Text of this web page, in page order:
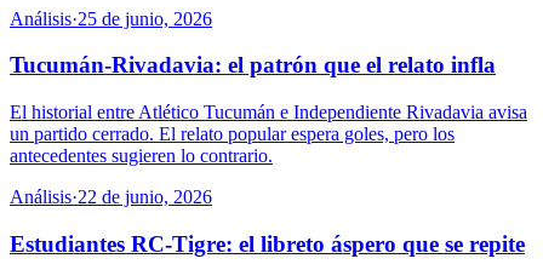
Análisis·25 de junio, 2026
Tucumán-Rivadavia: el patrón que el relato infla
El historial entre Atlético Tucumán e Independiente Rivadavia avisa
un partido cerrado. El relato popular espera goles, pero los
antecedentes sugieren lo contrario.
Análisis·22 de junio, 2026
Estudiantes RC-Tigre: el libreto áspero que se repite